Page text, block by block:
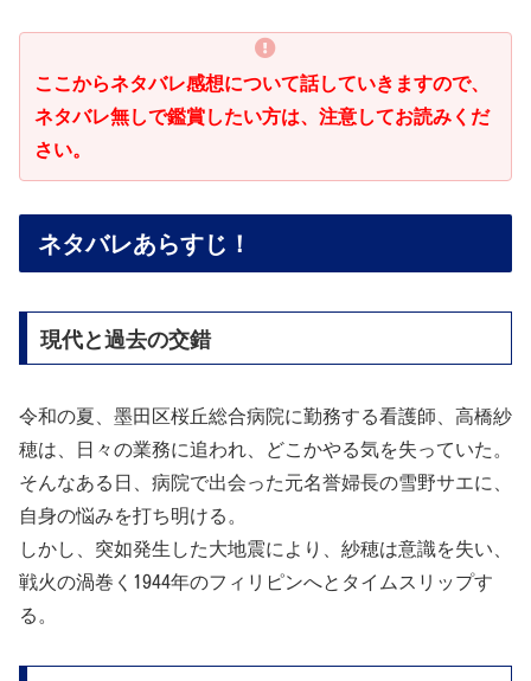
ここからネタバレ感想について話していきますので、
ネタバレ無しで鑑賞したい方は、注意してお読みくだ
さい。
ネタバレあらすじ！
現代と過去の交錯
令和の夏、墨田区桜丘総合病院に勤務する看護師、高橋紗
穂は、日々の業務に追われ、どこかやる気を失っていた。
そんなある日、病院で出会った元名誉婦長の雪野サエに、
自身の悩みを打ち明ける。
しかし、突如発生した大地震により、紗穂は意識を失い、
戦火の渦巻く1944年のフィリピンへとタイムスリップす
る。